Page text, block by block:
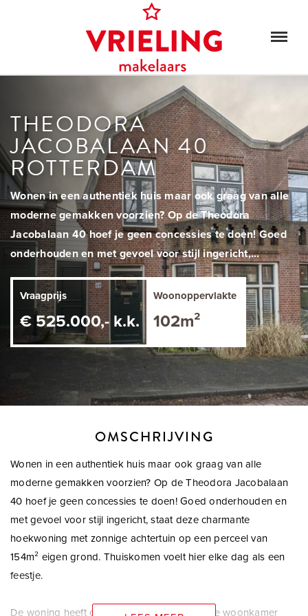
THEODORA
JACOBALAAN 40
ROTTERDAM
Wonen in een authentiek huis maar ook graag van alle
moderne gemakken voorzien? Op de Theodora
Jacobalaan 40 hoef je geen concessies te doen! Goed
onderhouden en met gevoel voor stijl ingericht,...
Vraagprijs
€ 525.000,- k.k.
Woonoppervlakte
102m²
OMSCHRIJVING
Wonen in een authentiek huis maar ook graag van alle
moderne gemakken voorzien? Op de Theodora Jacobalaan
40 hoef je geen concessies te doen! Goed onderhouden en
met gevoel voor stijl ingericht, staat deze charmante
hoekwoning met zonnige achtertuin op een perceel van
154m² eigen grond. Thuiskomen voelt hier elke dag als een
feestje.
De woning heeft onder andere een sfeervolle woonkamer